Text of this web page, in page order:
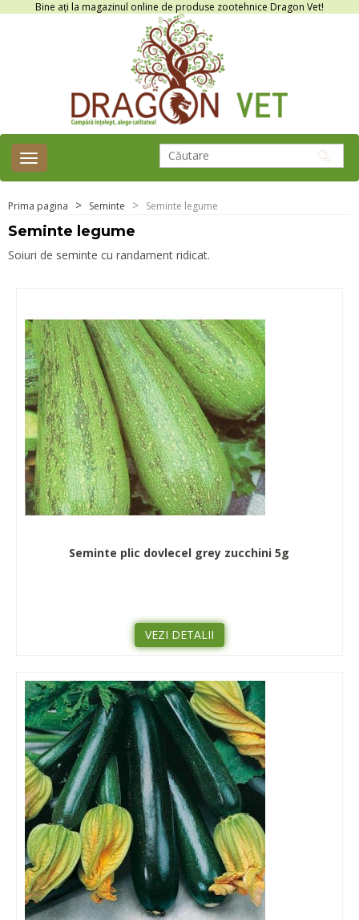
Bine ați la magazinul online de produse zootehnice Dragon Vet!
Toggle
navigation
Prima pagina Seminte Seminte legume
Seminte legume
Soiuri de seminte cu randament ridicat.
Seminte plic dovlecel grey zucchini 5g
VEZI DETALII